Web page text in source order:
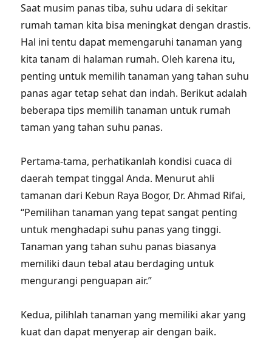
Saat musim panas tiba, suhu udara di sekitar
rumah taman kita bisa meningkat dengan drastis.
Hal ini tentu dapat memengaruhi tanaman yang
kita tanam di halaman rumah. Oleh karena itu,
penting untuk memilih tanaman yang tahan suhu
panas agar tetap sehat dan indah. Berikut adalah
beberapa tips memilih tanaman untuk rumah
taman yang tahan suhu panas.
Pertama-tama, perhatikanlah kondisi cuaca di
daerah tempat tinggal Anda. Menurut ahli
tamanan dari Kebun Raya Bogor, Dr. Ahmad Rifai,
“Pemilihan tanaman yang tepat sangat penting
untuk menghadapi suhu panas yang tinggi.
Tanaman yang tahan suhu panas biasanya
memiliki daun tebal atau berdaging untuk
mengurangi penguapan air.”
Kedua, pilihlah tanaman yang memiliki akar yang
kuat dan dapat menyerap air dengan baik.